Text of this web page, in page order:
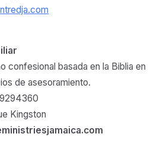
confesional basada en la Biblia en
de asesoramiento.
Kingston